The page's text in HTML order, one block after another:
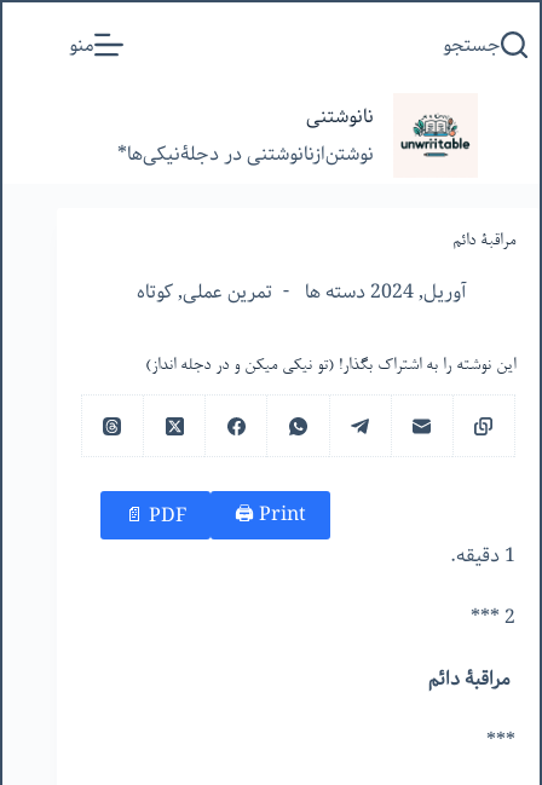
به
جستجو منو
نانوشتنی
نوشتن‌از‌نانوشتنی‌ در‌ دجلۀنیکی‌ها*
مراقبۀ دائم
آوریل, 2024 دسته ها تمرین عملی,کوتاه
این نوشته را به اشتراک بگذار! (تو نیکی میکن و در دجله انداز)
Print 🖨
PDF 📄
1 دقیقه.
2 ***
مراقبۀ دائم
***